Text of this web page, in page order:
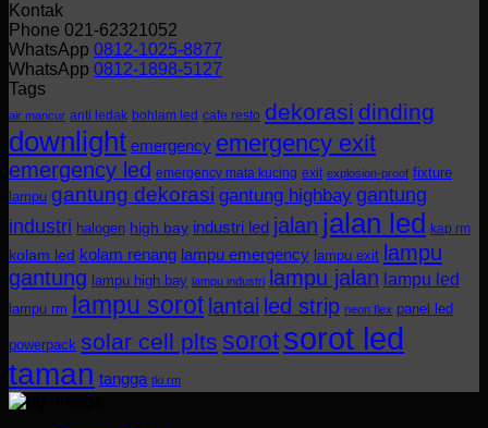
Kontak
Phone 021-62321052
WhatsApp 0812-1025-8877
WhatsApp 0812-1898-5127
Tags
air mancur anti ledak bohlam led cafe resto dekorasi dinding
downlight emergency emergency exit
emergency led emergency mata kucing exit explosion-proof fixture
lampu gantung dekorasi gantung highbay gantung
industri halogen high bay industri led jalan jalan led kap rm
kolam led kolam renang lampu emergency lampu exit lampu
gantung lampu high bay lampu industri lampu jalan lampu led
lampu rm lampu sorot lantai led strip neon flex panel led
powerpack solar cell plts sorotsorot led
taman tangga tki rm